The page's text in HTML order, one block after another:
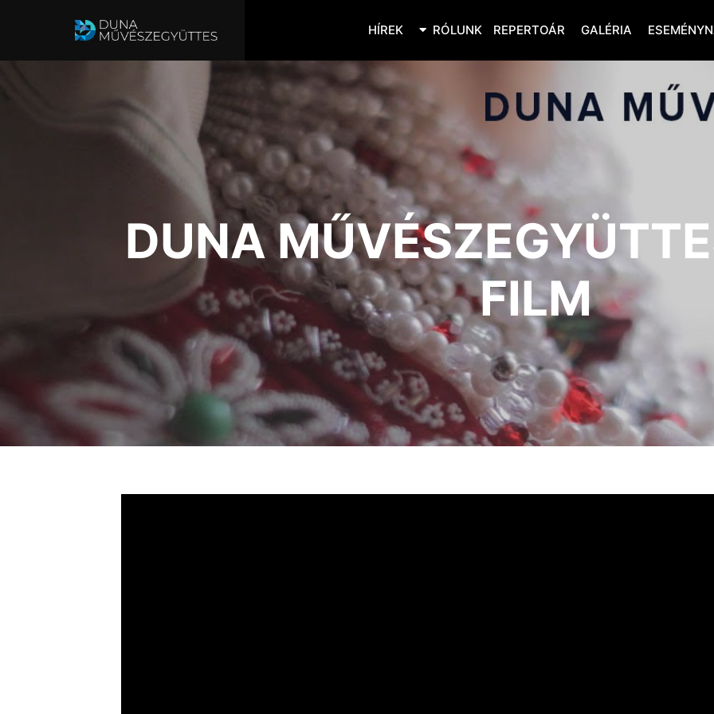
HÍREK RÓLUNK REPERTOÁR GALÉRIA
DUNA
FILM